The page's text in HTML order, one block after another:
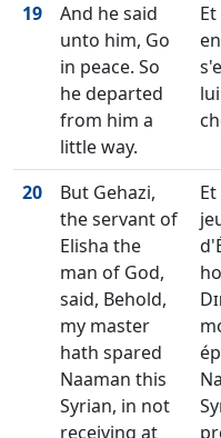
19
And he said
unto him, Go
in peace. So
he departed
from him a
little way.
20
But Gehazi,
the servant of
Elisha the
man of God,
said, Behold,
my master
hath spared
Naaman this
Syrian, in not
receiving at